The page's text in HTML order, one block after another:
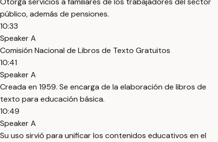
público, además de pensiones.
10:33
Speaker A
Comisión Nacional de Libros de Texto Gratuitos
10:41
Speaker A
Creada en 1959. Se encarga de la elaboración de libros de
texto para educación básica.
10:49
Speaker A
Su uso sirvió para unificar los contenidos educativos en el